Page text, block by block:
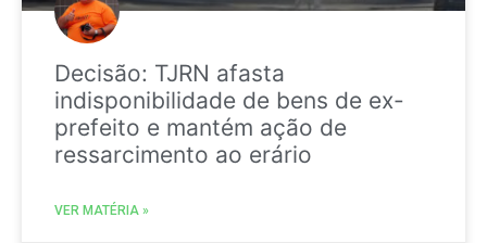
Decisão: TJRN afasta
indisponibilidade de bens de ex-
prefeito e mantém ação de
ressarcimento ao erário
VER MATÉRIA »